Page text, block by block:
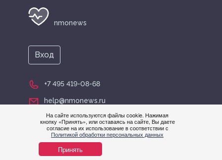
На сайте используются файлы cookie. Нажимая
кнопку «Принять», или оставаясь на сайте, Вы даете
согласие на их использование в соответствии с
Политикой обработки персональных данных
Принять
nmonews
+7 495 419-08-68
help@nmonews.ru
Вход
© nmonews 2026 все права защищены